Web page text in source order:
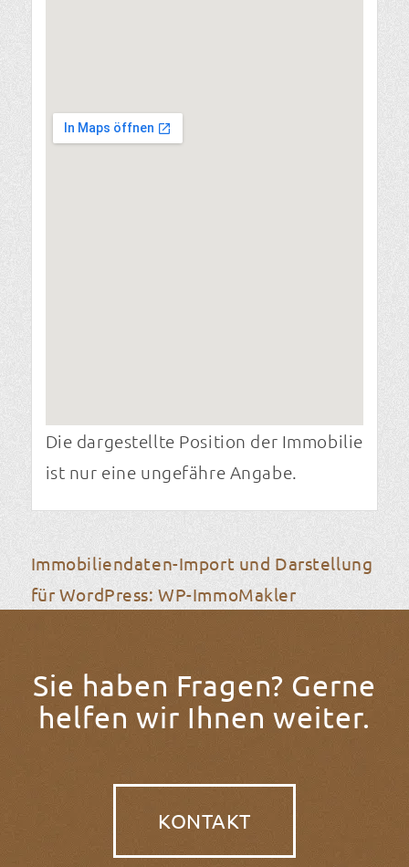
Die dargestellte Position der Immobilie
ist nur eine ungefähre Angabe.
Immobiliendaten-Import und Darstellung
für WordPress: WP-ImmoMakler
Sie haben Fragen? Gerne
helfen wir Ihnen weiter.
KONTAKT